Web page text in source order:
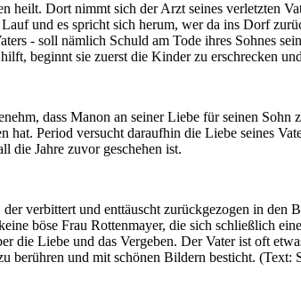
heilt. Dort nimmt sich der Arzt seines verletzten
und es spricht sich herum, wer da ins Dorf
- soll nämlich Schuld am Tode ihres Sohnes
beginnt sie zuerst die Kinder zu erschrecken
dass Manon an seiner Liebe für seinen
Period versucht daraufhin die Liebe seines
die Jahre zuvor geschehen ist.
verbittert und enttäuscht zurückgezogen in
böse Frau Rottenmayer, die sich schließlich
die Liebe und das Vergeben. Der Vater ist oft
berühren und mit schönen Bildern besticht. (Text: